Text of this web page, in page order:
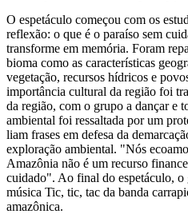
O espetáculo começou com os
reflexão: o que é o paraíso sem
transforme em memória. Foram
bioma como as características
vegetação, recursos hídricos e
importância cultural da região foi
da região, com o grupo a dançar e
ambiental foi ressaltada por um
liam frases em defesa da
exploração ambiental. "Nós
Amazônia não é um recurso
cuidado". Ao final do espetáculo, o
música Tic, tic, tac da banda
amazônica.